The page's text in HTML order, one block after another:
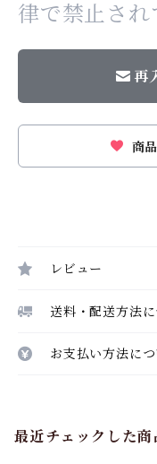
律で禁止され
再
商
レビュー
送料・配送方法
お支払い方法に
最近チェックした商